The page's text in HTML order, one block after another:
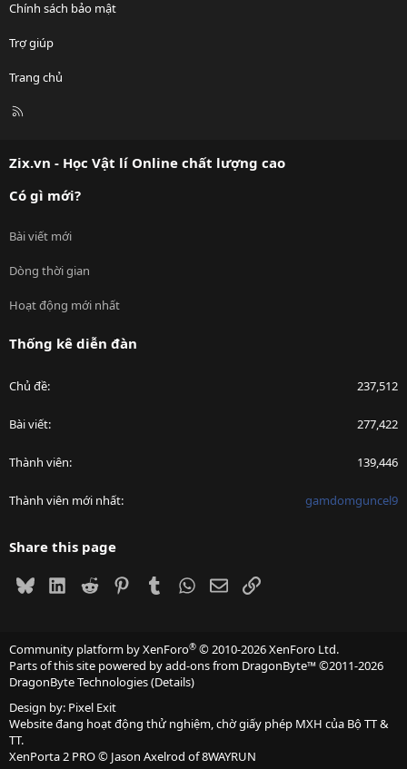
Chính sách bảo mật
Trợ giúp
Trang chủ
R
Zix.vn - Học Vật lí Online chất lượng cao
Có gì mới?
Bài viết mới
Dòng thời gian
Hoạt động mới nhất
Thống kê diễn đàn
Chủ đề 237,512
Bài viết 277,422
Thành viên 139,446
Thành viên mới nhất gamdomguncel9
Share this page
BlueskyLinkedIn
Reddit PinterestTumblrWhatsApp
EmailLink
Community platform by XenForo® © 2010-2026 XenForo Ltd.
Parts of this site powered byadd-ons from DragonByte™©2011-2026
DragonByte Technologies(Details)
Design by: Pixel Exit
Website đang hoạt động thử nghiệm, chờ giấy phép MXH của Bộ TT &
TT.
XenPorta 2 PRO© Jason Axelrod of8WAYRUN